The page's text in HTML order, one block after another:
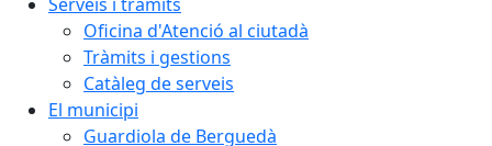
Oficina d'Atenció al ciutadà
Tràmits i gestions
Catàleg de serveis
El municipi
Guardiola de Berguedà